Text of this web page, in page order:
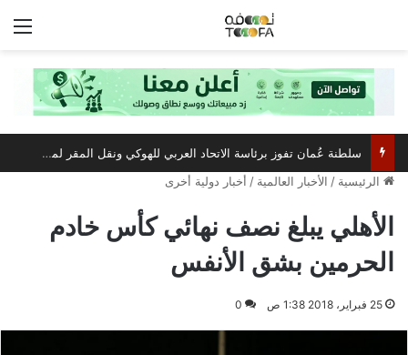
سلطنة عُمان تفوز برئاسة الاتحاد العربي للهوكي ونقل المقر لمسقط
الرئيسية / الأخبار العالمية / أخبار دولية أخرى
الأهلي يبلغ نصف نهائي كأس خادم
الحرمين بشق الأنفس
25 فبراير، 2018 1:38 ص 0